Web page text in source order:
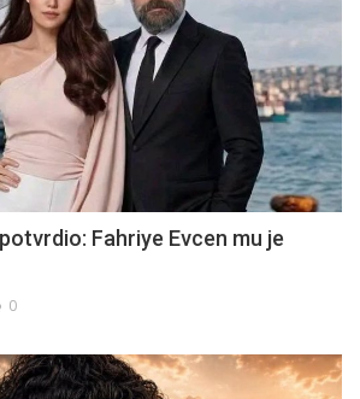
Fahriye Evcen mu je
0